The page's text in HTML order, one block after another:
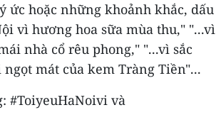
hoặc những khoảnh khắc, dấu
vì hương hoa sữa mùa thu," "...vì
nhà cổ rêu phong," "...vì sắc
mát của kem Tràng Tiền"...
#ToiyeuHaNoivi và